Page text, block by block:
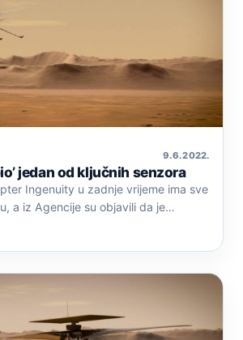
9. 6. 2022.
jedan od ključnih senzora
Ingenuity u zadnje vrijeme ima sve
a iz Agencije su objavili da je…